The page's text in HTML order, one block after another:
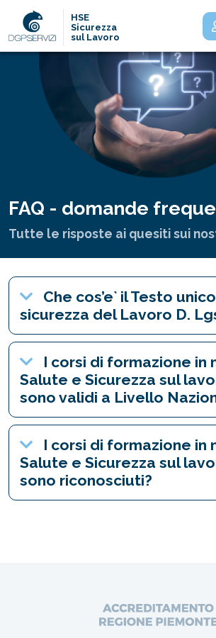
HSE
Sicurezza
sul Lavoro
FAQ - domande
Tutte le risposte ai quesiti sui
Che cos’e` il Testo
sicurezza del Lavoro D.
I corsi di formazione in
Salute e Sicurezza sul
sono validi a Livello
I corsi di formazione in
Salute e Sicurezza sul
sono riconosciuti?